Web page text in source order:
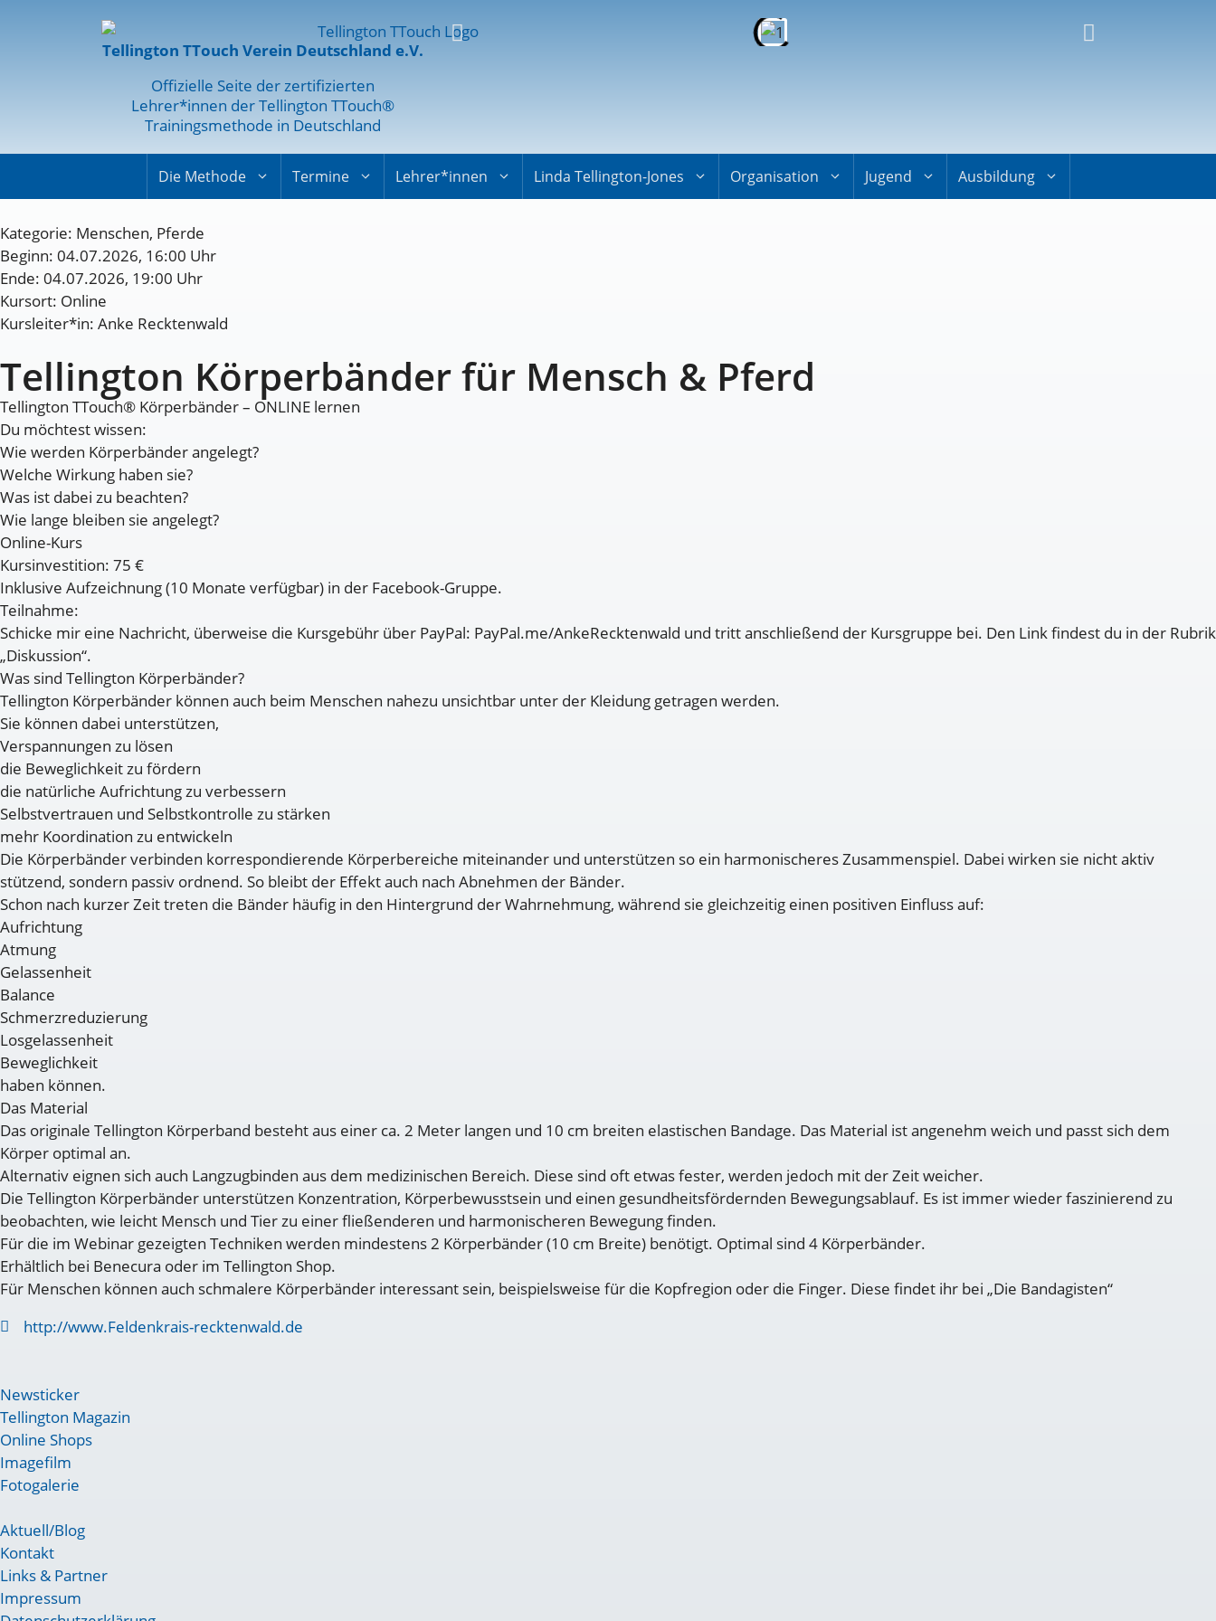
Tellington TTouch Verein Deutschland e.V.
Offizielle Seite der zertifizierten
Lehrer*innen der Tellington TTouch®
Trainingsmethode in Deutschland
Die Methode Termine Lehrer*innen Linda Tellington-Jones Organisation Jugend Ausbildung
Kategorie: Menschen, Pferde
Beginn: 04.07.2026, 16:00 Uhr
Ende: 04.07.2026, 19:00 Uhr
Kursort: Online
Kursleiter*in: Anke Recktenwald
Tellington Körperbänder für Mensch & Pferd
Tellington TTouch® Körperbänder – ONLINE lernen
Du möchtest wissen:
Wie werden Körperbänder angelegt?
Welche Wirkung haben sie?
Was ist dabei zu beachten?
Wie lange bleiben sie angelegt?
Online-Kurs
Kursinvestition: 75 €
Inklusive Aufzeichnung (10 Monate verfügbar) in der Facebook-Gruppe.
Teilnahme:
Schicke mir eine Nachricht, überweise die Kursgebühr über PayPal: PayPal.me/AnkeRecktenwald und tritt anschließend der Kursgruppe bei. Den Link findest du in der Rubrik
„Diskussion“.
Was sind Tellington Körperbänder?
Tellington Körperbänder können auch beim Menschen nahezu unsichtbar unter der Kleidung getragen werden.
Sie können dabei unterstützen,
Verspannungen zu lösen
die Beweglichkeit zu fördern
die natürliche Aufrichtung zu verbessern
Selbstvertrauen und Selbstkontrolle zu stärken
mehr Koordination zu entwickeln
Die Körperbänder verbinden korrespondierende Körperbereiche miteinander und unterstützen so ein harmonischeres Zusammenspiel. Dabei wirken sie nicht aktiv
stützend, sondern passiv ordnend. So bleibt der Effekt auch nach Abnehmen der Bänder.
Schon nach kurzer Zeit treten die Bänder häufig in den Hintergrund der Wahrnehmung, während sie gleichzeitig einen positiven Einfluss auf:
Aufrichtung
Atmung
Gelassenheit
Balance
Schmerzreduzierung
Losgelassenheit
Beweglichkeit
haben können.
Das Material
Das originale Tellington Körperband besteht aus einer ca. 2 Meter langen und 10 cm breiten elastischen Bandage. Das Material ist angenehm weich und passt sich dem
Körper optimal an.
Alternativ eignen sich auch Langzugbinden aus dem medizinischen Bereich. Diese sind oft etwas fester, werden jedoch mit der Zeit weicher.
Die Tellington Körperbänder unterstützen Konzentration, Körperbewusstsein und einen gesundheitsfördernden Bewegungsablauf. Es ist immer wieder faszinierend zu
beobachten, wie leicht Mensch und Tier zu einer fließenderen und harmonischeren Bewegung finden.
Für die im Webinar gezeigten Techniken werden mindestens 2 Körperbänder (10 cm Breite) benötigt. Optimal sind 4 Körperbänder.
Erhältlich bei Benecura oder im Tellington Shop.
Für Menschen können auch schmalere Körperbänder interessant sein, beispielsweise für die Kopfregion oder die Finger. Diese findet ihr bei „Die Bandagisten“
http://www.Feldenkrais-recktenwald.de
Newsticker
Tellington Magazin
Online Shops
Imagefilm
Fotogalerie
Aktuell/Blog
Kontakt
Links & Partner
Impressum